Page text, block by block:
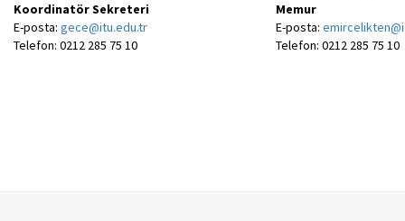
Koordinatör Sekreteri
E-posta: gece@itu.edu.tr
Telefon: 0212 285 75 10
Memur
E-posta:
Telefon: 0212 285 75 10